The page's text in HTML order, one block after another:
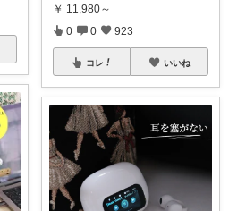
￥ 11,980～
0 0 923
コレ いいね